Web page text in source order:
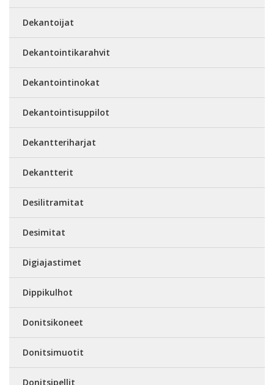
Dekantoijat
Dekantointikarahvit
Dekantointinokat
Dekantointisuppilot
Dekantteriharjat
Dekantterit
Desilitramitat
Desimitat
Digiajastimet
Dippikulhot
Donitsikoneet
Donitsimuotit
Donitsipellit